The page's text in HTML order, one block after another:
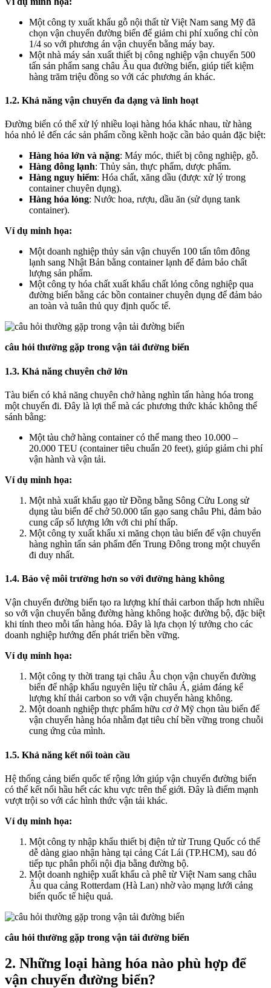
Một công ty xuất khẩu gỗ nội thất từ Việt Nam sang Mỹ đã
chọn vận chuyển đường biển để giảm chi phí xuống chỉ còn
1/4 so với phương án vận chuyển bằng máy bay.
Một nhà máy sản xuất thiết bị công nghiệp vận chuyển 500
tấn sản phẩm sang châu Âu qua đường biển, giúp tiết kiệm
hàng trăm triệu đồng so với các phương án khác.
1.2. Khả năng vận chuyển đa dạng và linh hoạt
Đường biển có thể xử lý nhiều loại hàng hóa khác nhau, từ hàng
hóa nhỏ lẻ đến các sản phẩm cồng kềnh hoặc cần bảo quản đặc biệt:
Hàng hóa lớn và nặng: Máy móc, thiết bị công nghiệp, gỗ.
Hàng đông lạnh: Thủy sản, thực phẩm, dược phẩm.
Hàng nguy hiểm: Hóa chất, xăng dầu (được xử lý trong
container chuyên dụng).
Hàng hóa lỏng: Nước hoa, rượu, dầu ăn (sử dụng tank
container).
Ví dụ minh họa:
Một doanh nghiệp thủy sản vận chuyển 100 tấn tôm đông
lạnh sang Nhật Bản bằng container lạnh để đảm bảo chất
lượng sản phẩm.
Một công ty hóa chất xuất khẩu chất lỏng công nghiệp qua
đường biển bằng các bồn container chuyên dụng để đảm bảo
an toàn và tuân thủ quy định quốc tế.
câu hỏi thường gặp trong vận tải đường biển
1.3. Khả năng chuyên chở lớn
Tàu biển có khả năng chuyên chở hàng nghìn tấn hàng hóa trong
một chuyến đi. Đây là lợi thế mà các phương thức khác không thể
sánh bằng:
Một tàu chở hàng container có thể mang theo 10.000 –
20.000 TEU (container tiêu chuẩn 20 feet), giúp giảm chi phí
vận hành và vận tải.
Ví dụ minh họa:
Một nhà xuất khẩu gạo từ Đồng bằng Sông Cửu Long sử
dụng tàu biển để chở 50.000 tấn gạo sang châu Phi, đảm bảo
cung cấp số lượng lớn với chi phí thấp.
Một công ty xuất khẩu xi măng chọn tàu biển để vận chuyển
hàng nghìn tấn sản phẩm đến Trung Đông trong một chuyến
đi duy nhất.
1.4. Bảo vệ môi trường hơn so với đường hàng không
Vận chuyển đường biển tạo ra lượng khí thải carbon thấp hơn nhiều
so với vận chuyển bằng đường hàng không hoặc đường bộ, đặc biệt
khi tính theo mỗi tấn hàng hóa. Đây là lựa chọn lý tưởng cho các
doanh nghiệp hướng đến phát triển bền vững.
Ví dụ minh họa:
Một công ty thời trang tại châu Âu chọn vận chuyển đường
biển để nhập khẩu nguyên liệu từ châu Á, giảm đáng kể
lượng khí thải carbon so với vận chuyển hàng không.
Một doanh nghiệp thực phẩm hữu cơ ở Mỹ chọn tàu biển để
vận chuyển hàng hóa nhằm đạt tiêu chí bền vững trong chuỗi
cung ứng của mình.
1.5. Khả năng kết nối toàn cầu
Hệ thống cảng biển quốc tế rộng lớn giúp vận chuyển đường biển
có thể kết nối hầu hết các khu vực trên thế giới. Đây là điểm mạnh
vượt trội so với các hình thức vận tải khác.
Ví dụ minh họa:
Một công ty nhập khẩu thiết bị điện tử từ Trung Quốc có thể
dễ dàng giao nhận hàng tại cảng Cát Lái (TP.HCM), sau đó
tiếp tục phân phối nội địa bằng đường bộ.
Một doanh nghiệp xuất khẩu cà phê từ Việt Nam sang châu
Âu qua cảng Rotterdam (Hà Lan) nhờ vào mạng lưới cảng
biển quốc tế hiệu quả.
câu hỏi thường gặp trong vận tải đường biển
2. Những loại hàng hóa nào phù hợp để
vận chuyển đường biển?